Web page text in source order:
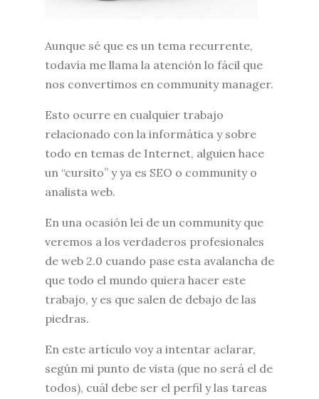
Aunque sé que es un tema recurrente,
todavía me llama la atención lo fácil que
nos convertimos en community manager.
Esto ocurre en cualquier trabajo
relacionado con la informática y sobre
todo en temas de Internet, alguien hace
un “cursito” y ya es SEO o community o
analista web.
En una ocasión leí de un community que
veremos a los verdaderos profesionales
de web 2.0 cuando pase esta avalancha de
que todo el mundo quiera hacer este
trabajo, y es que salen de debajo de las
piedras.
En este artículo voy a intentar aclarar,
según mi punto de vista (que no será el de
todos), cuál debe ser el perfil y las tareas